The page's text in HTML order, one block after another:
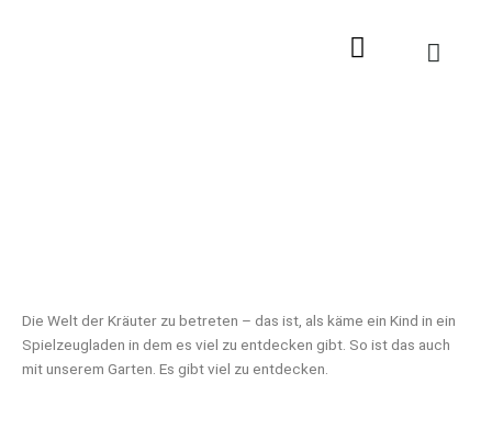
Die Welt der Kräuter zu betreten – das ist, als käme ein Kind in ein
Spielzeugladen in dem es viel zu entdecken gibt. So ist das auch
mit unserem Garten. Es gibt viel zu entdecken.